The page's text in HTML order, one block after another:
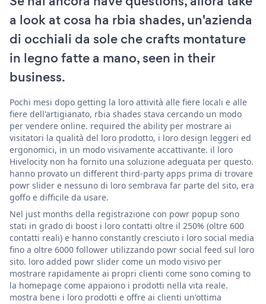
a look at cosa ha rbia shades, un'azienda
di occhiali da sole che crafts montature
in legno fatte a mano, seen in their
business.
Pochi mesi dopo getting la loro attività alle fiere locali e alle
fiere dell'artigianato, rbia shades stava cercando un modo
per vendere online. required the ability per mostrare ai
visitatori la qualità del loro prodotto, i loro design leggeri ed
ergonomici, in un modo visivamente accattivante. il loro
Hivelocity non ha fornito una soluzione adeguata per questo.
hanno provato un different third-party apps prima di trovare
powr slider e nessuno di loro sembrava far parte del sito, era
goffo e difficile da usare.
Nel just months della registrazione con powr popup sono
stati in grado di boost i loro contatti oltre il 250% (oltre 600
contatti reali) e hanno constantly cresciuto i loro social media
fino a oltre 6000 follower utilizzando powr social feed sul loro
sito. loro added powr slider come un modo visivo per
mostrare rapidamente ai propri clienti come sono coming to
la homepage come appaiono i prodotti nella vita reale.
mostra bene i loro prodotti e offre ai clienti un'ottima